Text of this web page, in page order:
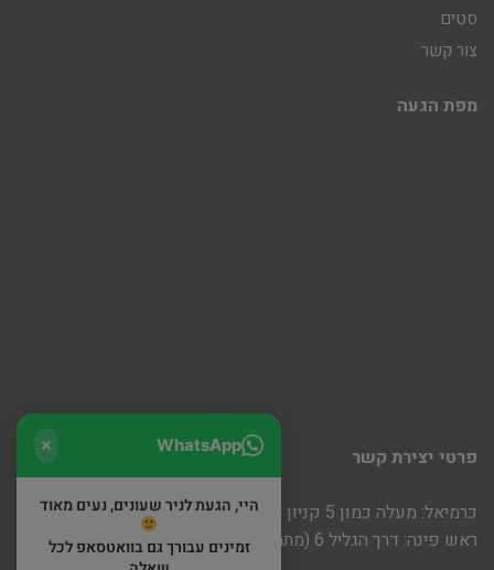
סטים
צור קשר
מפת הגעה
פרטי יצירת קשר
כרמיאל: מעלה כמון 5 קניון חוצות
ראש פינה: דרך הגליל 6 (מתחם שופינה)
WhatsApp
היי, הגעת לניר שעונים, נעים מאוד
זמינים עבורך גם בוואטסאפ לכל